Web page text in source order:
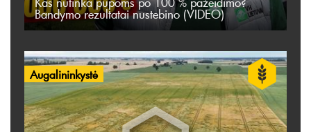
Bandymo rezultatai nustebino (VIDEO)
Augalininkystė